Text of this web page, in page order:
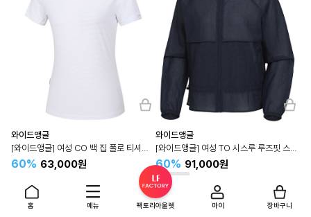
와이드앵글
[와이드앵글] 여성 CO 백 집 폴로 티셔츠 L (White) WWM24279W2
60% 63,000원
와이드앵글
[와이드앵글] 여성 TO 시스루 루즈핏 스트링 자켓 (Navy) WWM24131N4
60% 91,000원
홈 메뉴 팩토리아울렛 마이 장바구니